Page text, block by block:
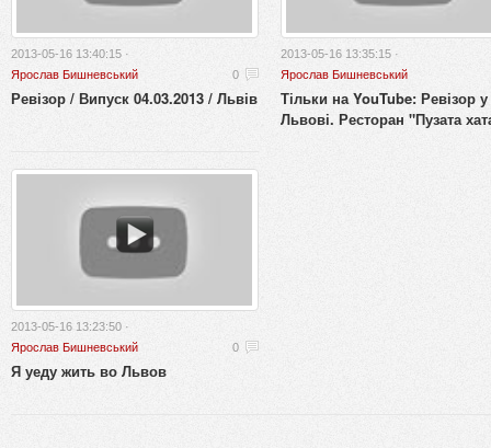
2013-05-16 13:40:15 ·
Ярослав Бишневський
0
Ревізор / Випуск 04.03.2013 / Львів
2013-05-16 13:35:15 ·
Ярослав Бишневський
Тільки на YouTube: Ревізор у
Львові. Ресторан "Пузата
2013-05-16 13:23:50 ·
Ярослав Бишневський
0
Я уеду жить во Львов